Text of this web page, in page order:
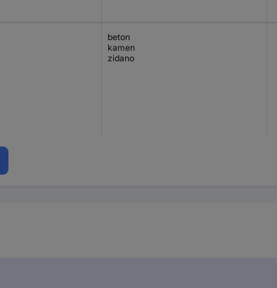
beton
kamen
zidano